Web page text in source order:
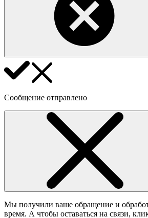
Сообщение отправлено
Мы получили ваше обращение и
время. А чтобы оставаться на связи,